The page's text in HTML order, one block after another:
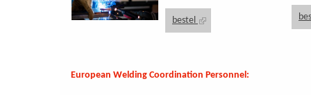
bestel (link is external)
European Welding Coordination Personnel: